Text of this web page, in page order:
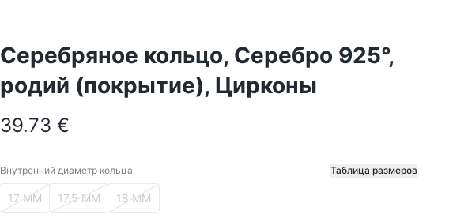
Серебряное кольцо, Серебро 925°,
родий (покрытие), Цирконы
39.73 €
Внутренний диаметр кольца Таблица размеров
Внутренний диаметр кольца
17 ММ 17.5 ММ 18 ММ